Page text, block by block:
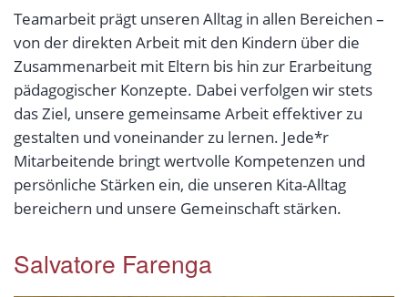
Teamarbeit prägt unseren Alltag in allen Bereichen –
von der direkten Arbeit mit den Kindern über die
Zusammenarbeit mit Eltern bis hin zur Erarbeitung
pädagogischer Konzepte. Dabei verfolgen wir stets
das Ziel, unsere gemeinsame Arbeit effektiver zu
gestalten und voneinander zu lernen. Jede*r
Mitarbeitende bringt wertvolle Kompetenzen und
persönliche Stärken ein, die unseren Kita-Alltag
bereichern und unsere Gemeinschaft stärken.
Salvatore Farenga